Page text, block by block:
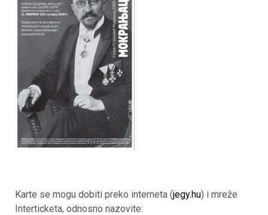
Karte se mogu dobiti preko interneta (jegy.hu) i mreže
Interticketa, odnosno nazovite: